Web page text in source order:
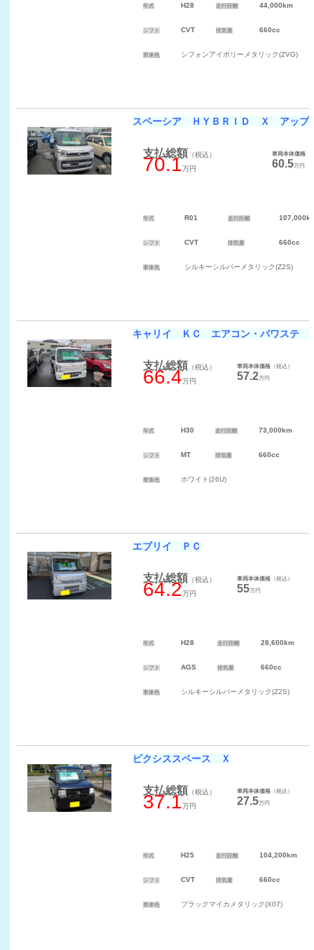
年式 H28 走行距離 44,000km
シフト CVT 排気量 660cc
車体色 シフォンアイボリーメタリック(ZVG)
スペーシア ＨＹＢＲＩＤ Ｘ アップ
支払総額 （税込）
70.1万円
車両本体価格
60.5万円
年式 R01 走行距離
シフト CVT 排気量 660cc
車体色 シルキーシルバーメタリック(Z2S)
キャリイ ＫＣ エアコン・パワステ
支払総額 （税込）
66.4万円
車両本体価格 （税込）
57.2万円
年式 H30 走行距離 73,000km
シフト MT 排気量 660cc
車体色 ホワイト(26U)
エブリイ ＰＣ
支払総額 （税込）
64.2万円
車両本体価格 （税込）
55万円
年式 H28 走行距離 28,600km
シフト AGS 排気量 660cc
車体色 シルキーシルバーメタリック(Z2S)
ピクシススペース Ｘ
支払総額 （税込）
37.1万円
車両本体価格 （税込）
27.5万円
年式 H25 走行距離 104,200km
シフト CVT 排気量 660cc
車体色 ブラックマイカメタリック(X07)